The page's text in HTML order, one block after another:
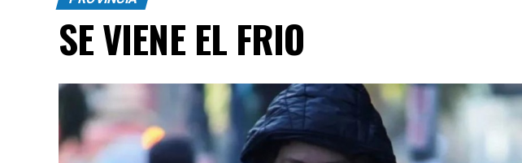
está sufriendo”.
SE VIENE EL FRIO